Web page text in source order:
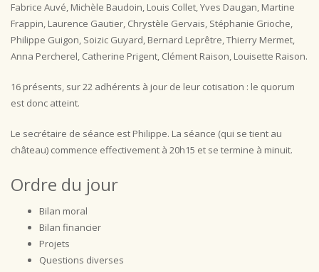
Fabrice Auvé, Michèle Baudoin, Louis Collet, Yves Daugan, Martine
Frappin, Laurence Gautier, Chrystèle Gervais, Stéphanie Grioche,
Philippe Guigon, Soizic Guyard, Bernard Leprêtre, Thierry Mermet,
Anna Percherel, Catherine Prigent, Clément Raison, Louisette Raison.
16 présents, sur 22 adhérents à jour de leur cotisation : le quorum
est donc atteint.
Le secrétaire de séance est Philippe. La séance (qui se tient au
château) commence effectivement à 20h15 et se termine à minuit.
Ordre du jour
Bilan moral
Bilan financier
Projets
Questions diverses